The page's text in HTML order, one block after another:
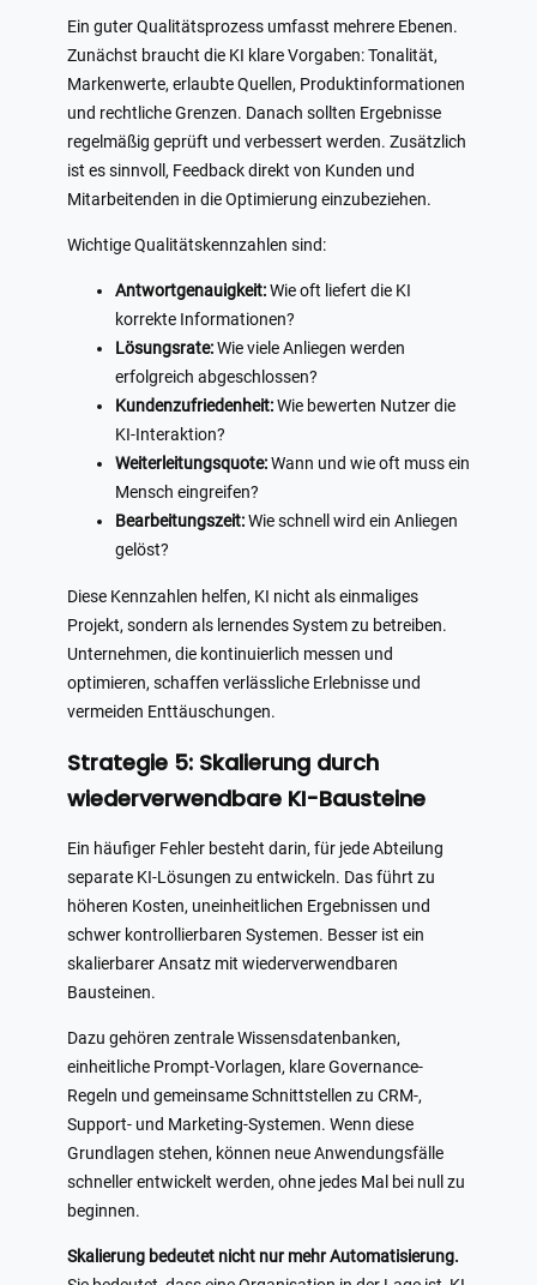
Ein guter Qualitätsprozess umfasst mehrere Ebenen.
Zunächst braucht die KI klare Vorgaben: Tonalität,
Markenwerte, erlaubte Quellen, Produktinformationen
und rechtliche Grenzen. Danach sollten Ergebnisse
regelmäßig geprüft und verbessert werden. Zusätzlich
ist es sinnvoll, Feedback direkt von Kunden und
Mitarbeitenden in die Optimierung einzubeziehen.
Wichtige Qualitätskennzahlen sind:
Antwortgenauigkeit:Wie oft liefert die KI
korrekte Informationen?
Lösungsrate:Wie viele Anliegen werden
erfolgreich abgeschlossen?
Kundenzufriedenheit:Wie bewerten Nutzer die
KI-Interaktion?
Weiterleitungsquote:Wann und wie oft muss ein
Mensch eingreifen?
Bearbeitungszeit:Wie schnell wird ein Anliegen
gelöst?
Diese Kennzahlen helfen, KI nicht als einmaliges
Projekt, sondern als lernendes System zu betreiben.
Unternehmen, die kontinuierlich messen und
optimieren, schaffen verlässliche Erlebnisse und
vermeiden Enttäuschungen.
Strategie 5: Skalierung durch
wiederverwendbare KI-Bausteine
Ein häufiger Fehler besteht darin, für jede Abteilung
separate KI-Lösungen zu entwickeln. Das führt zu
höheren Kosten, uneinheitlichen Ergebnissen und
schwer kontrollierbaren Systemen. Besser ist ein
skalierbarer Ansatz mit wiederverwendbaren
Bausteinen.
Dazu gehören zentrale Wissensdatenbanken,
einheitliche Prompt-Vorlagen, klare Governance-
Regeln und gemeinsame Schnittstellen zu CRM-,
Support- und Marketing-Systemen. Wenn diese
Grundlagen stehen, können neue Anwendungsfälle
schneller entwickelt werden, ohne jedes Mal bei null zu
beginnen.
Skalierung bedeutet nicht nur mehr Automatisierung.